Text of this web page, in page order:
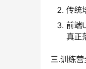
传统
前端
真正
三.训练营